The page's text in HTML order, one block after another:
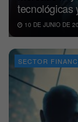
tecnológicas
10 DE JUNIO DE
SECTOR